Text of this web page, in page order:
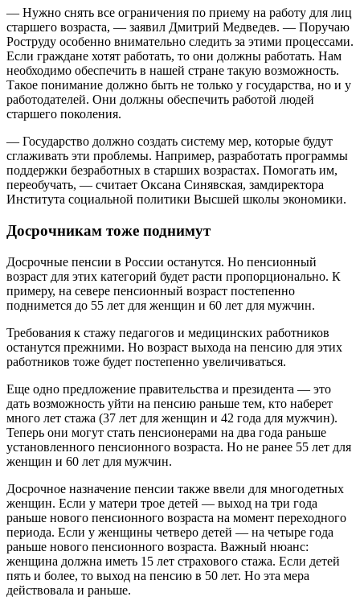
— Нужно снять все ограничения по приему на работу для лиц
старшего возраста, — заявил Дмитрий Медведев. — Поручаю
Роструду особенно внимательно следить за этими процессами.
Если граждане хотят работать, то они должны работать. Нам
необходимо обеспечить в нашей стране такую возможность.
Такое понимание должно быть не только у государства, но и у
работодателей. Они должны обеспечить работой людей
старшего поколения.
— Государство должно создать систему мер, которые будут
сглаживать эти проблемы. Например, разработать программы
поддержки безработных в старших возрастах. Помогать им,
переобучать, — считает Оксана Синявская, замдиректора
Института социальной политики Высшей школы экономики.
Досрочникам тоже поднимут
Досрочные пенсии в России останутся. Но пенсионный
возраст для этих категорий будет расти пропорционально. К
примеру, на севере пенсионный возраст постепенно
поднимется до 55 лет для женщин и 60 лет для мужчин.
Требования к стажу педагогов и медицинских работников
останутся прежними. Но возраст выхода на пенсию для этих
работников тоже будет постепенно увеличиваться.
Еще одно предложение правительства и президента — это
дать возможность уйти на пенсию раньше тем, кто наберет
много лет стажа (37 лет для женщин и 42 года для мужчин).
Теперь они могут стать пенсионерами на два года раньше
установленного пенсионного возраста. Но не ранее 55 лет для
женщин и 60 лет для мужчин.
Досрочное назначение пенсии также ввели для многодетных
женщин. Если у матери трое детей — выход на три года
раньше нового пенсионного возраста на момент переходного
периода. Если у женщины четверо детей — на четыре года
раньше нового пенсионного возраста. Важный нюанс:
женщина должна иметь 15 лет страхового стажа. Если детей
пять и более, то выход на пенсию в 50 лет. Но эта мера
действовала и раньше.